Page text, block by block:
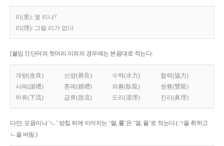
리(里): 몇 리냐?
리(理): 그럴 리가 없다.
[붙임 1] 단어의 첫머리 이외의 경우에는 본음대로 적는다.
개량(改良) 선량(善良) 수력(水力)
협력(協力)
사례(謝禮)
혼례(婚禮) 와룡(臥龍)
쌍룡(雙龍)
하류(下流)
급류(急流) 도리(道理) 진리(眞理)
다만, 모음이나 ‘ㄴ’ 받침 뒤에 이어지는 ‘렬, 률’은 ‘열, 율’로 적는다.(ㄱ을 취하고
ㄴ을 버림.)